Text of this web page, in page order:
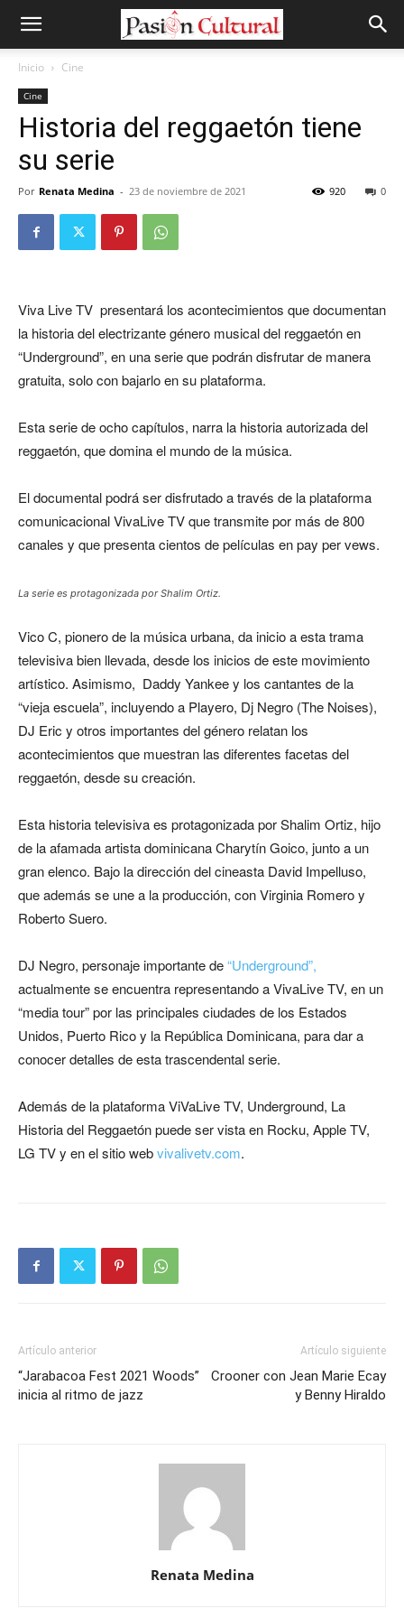
Inicio Cine
Cine
Historia del reggaetón tiene
su serie
Por Renata Medina - 23 de noviembre de 2021 0
920
Viva Live TV presentará los acontecimientos que documentan
la historia del electrizante género musical del reggaetón en
“Underground”, en una serie que podrán disfrutar de manera
gratuita, solo con bajarlo en su plataforma.
Esta serie de ocho capítulos, narra la historia autorizada del
reggaetón, que domina el mundo de la música.
El documental podrá ser disfrutado a través de la plataforma
comunicacional VivaLive TV que transmite por más de 800
canales y que presenta cientos de películas en pay per vews.
La serie es protagonizada por Shalim Ortiz.
Vico C, pionero de la música urbana, da inicio a esta trama
televisiva bien llevada, desde los inicios de este movimiento
artístico. Asimismo, Daddy Yankee y los cantantes de la
“vieja escuela”, incluyendo a Playero, Dj Negro (The Noises),
DJ Eric y otros importantes del género relatan los
acontecimientos que muestran las diferentes facetas del
reggaetón, desde su creación.
Esta historia televisiva es protagonizada por Shalim Ortiz, hijo
de la afamada artista dominicana Charytín Goico, junto a un
gran elenco. Bajo la dirección del cineasta David Impelluso,
que además se une a la producción, con Virginia Romero y
Roberto Suero.
DJ Negro, personaje importante de“Underground”,
actualmente se encuentra representando a VivaLive TV, en un
“media tour” por las principales ciudades de los Estados
Unidos, Puerto Rico y la República Dominicana, para dar a
conocer detalles de esta trascendental serie.
Además de la plataforma ViVaLive TV, Underground, La
Historia del Reggaetón puede ser vista en Rocku, Apple TV,
LG TV y en el sitio webvivalivetv.com.
Artículo anterior
“Jarabacoa Fest 2021 Woods”
inicia al ritmo de jazz
Artículo siguiente
Crooner con Jean Marie Ecay
y Benny Hiraldo
Renata Medina